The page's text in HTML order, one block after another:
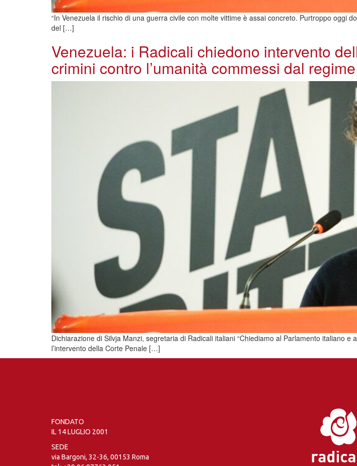
“In Venezuela il rischio di una guerra civile con molte vittime è assai concreto. Purtroppo oggi
del […]
Venezuela: i Radicali chiedono intervento
crimini contro l’umanità commessi dal
Dichiarazione di Silvja Manzi, segretaria di Radicali italiani “Chiediamo al Parlamento italiano
l’intervento della Corte Penale […]
FONDATO
IL 14 LUGLIO 2001
SEDE
via Bargoni, 32-36, 00153 Roma